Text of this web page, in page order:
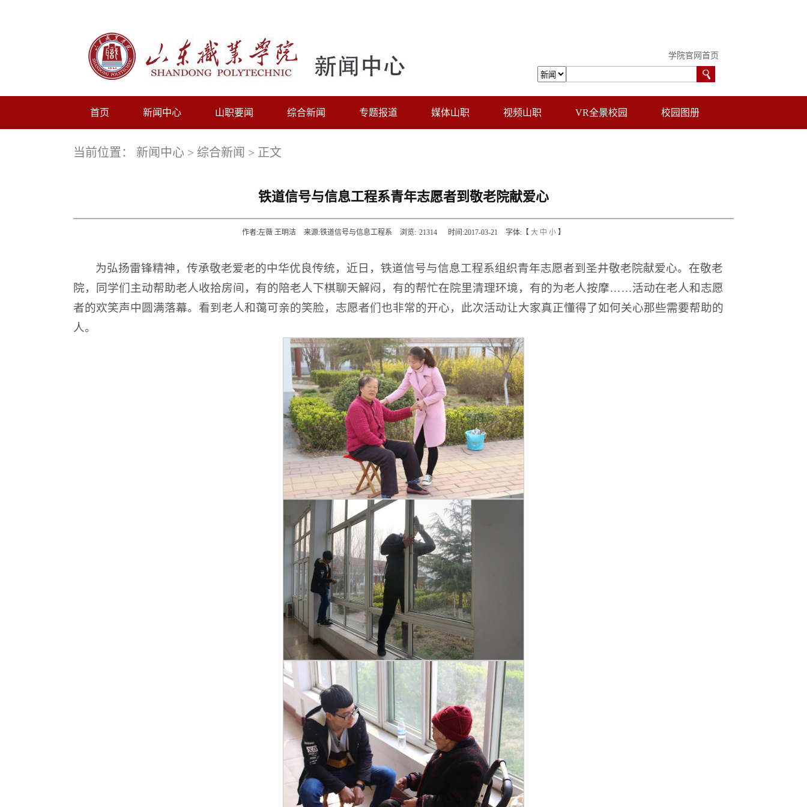
学院官网首页
首页 新闻中心 山职要闻 综合新闻 专题报道 媒体山职 视频山职 VR全景校园 校园图册
当前位置： 新闻中心 > 综合新闻 > 正文
铁道信号与信息工程系青年志愿者到敬老院献爱心
作者:左薇 王明洁 来源:铁道信号与信息工程系 浏览: 21314 时间:2017-03-21 字体:【 大 中 小 】
为弘扬雷锋精神，传承敬老爱老的中华优良传统，近日，铁道信号与信息工程系组织青年志愿者到圣井敬老院献爱心。在敬老
院，同学们主动帮助老人收拾房间，有的陪老人下棋聊天解闷，有的帮忙在院里清理环境，有的为老人按摩……活动在老人和志愿
者的欢笑声中圆满落幕。看到老人和蔼可亲的笑脸，志愿者们也非常的开心，此次活动让大家真正懂得了如何关心那些需要帮助的
人。